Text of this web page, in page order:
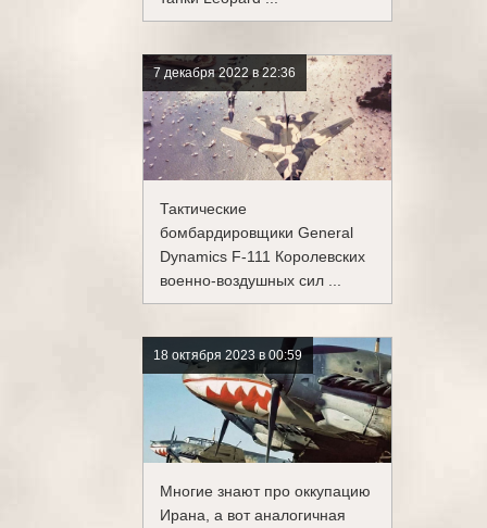
7 декабря 2022 в 22:36
Тактические
бомбардировщики General
Dynamics F-111 Королевских
военно-воздушных сил ...
18 октября 2023 в 00:59
Многие знают про оккупацию
Ирана, а вот аналогичная